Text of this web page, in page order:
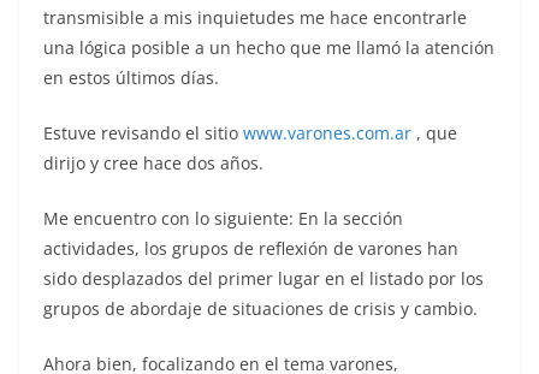
transmisible a mis inquietudes me hace encontrarle
una lógica posible a un hecho que me llamó la atención
en estos últimos días.
Estuve revisando el sitio www.varones.com.ar , que
dirijo y cree hace dos años.
Me encuentro con lo siguiente: En la sección
actividades, los grupos de reflexión de varones han
sido desplazados del primer lugar en el listado por los
grupos de abordaje de situaciones de crisis y cambio.
Ahora bien, focalizando en el tema varones,